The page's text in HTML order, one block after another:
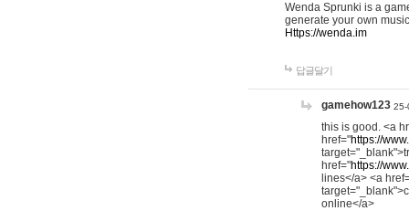
Wenda Sprunki is a
generate your own
Https://wenda.im
답글달기
gamehow123 25-
this is good. <a
href="https://
href="https://
lines</a> <a
online</a>